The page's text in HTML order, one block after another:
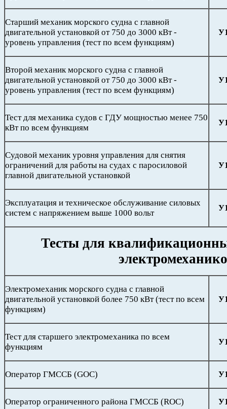
Старший механик морского судна с главной
двигательной установкой от 750 до 3000 кВт -
уровень управления (тест по всем функциям)
Второй механик морского судна с главной
двигательной установкой от 750 до 3000 кВт -
уровень управления (тест по всем функциям)
Тест для механика судов с ГДУ мощностью менее 750
кВт по всем функциям
Судовой механик уровня управления для снятия
ограничений для работы на судах с паросиловой
главной двигательной установкой
Эксплуатация и техническое обслуживание силовых
систем с напряжением выше 1000 вольт
Тесты для
Электромеханик морского судна с главной
двигательной установкой более 750 кВт (тест по всем
функциям)
Тест для старшего электромеханика по всем
функциям
Оператор ГМССБ (GOC)
Оператор ограниченного района ГМССБ (ROC)